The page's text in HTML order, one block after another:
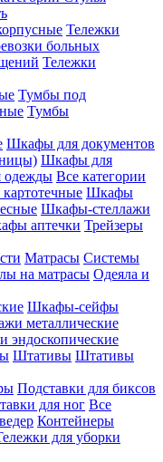
Тележки
больных
Тележки
Тумбы под
Тумбы
Шкафы для документов
Шкафы для
Все категории
Шкафы
Шкафы-стеллажи
аптечки Трейзеры
Матрасы Системы
на матрасы Одеяла и
Шкафы-сейфы
металлические
эндоскопические
Штативы Штативы
Подставки для биксов
для ног Все
Контейнеры
для уборки